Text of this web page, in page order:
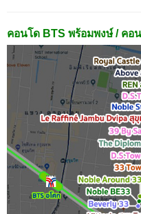
คอนโด BTS พร้อมพงษ์ / คอ